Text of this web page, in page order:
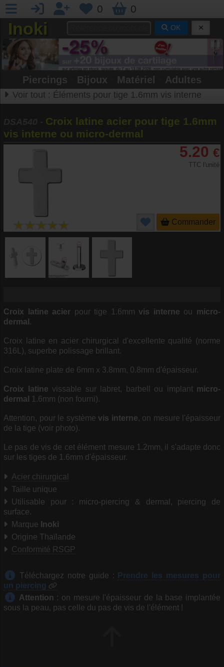
0 0
Inoki OK
Piercings Bijoux Matériel Adultes
Voir tout : Éléments pour tige 1.6mm vis interne
Croix latine acier pour tige 1.6mm
vis interne ou micro-dermal
5.20 €
TTC l'unité
Commander
Croix latine acier pour tige 1.6mmvis interne ou micro-
dermal .
Croix latine en acier chirurgical d'excellente qualité (norme
316L), superbe polissage brillant.
Croix latine plate de 6mm x 3.8mm, 0.8mm d'épaisseur.
Croix latine vissable sur labret, barbell ou implant micro-
dermal
1.6mm (non fourni).
Attention, pour le système vis interne, on mesure l'épaisseur
de la tige (voir photo).
Le pas de vis de cet élément mesure 1.2mm, il s'adapte donc
sur les tiges de 1.6mm d'épaisseur.
Acier chirurgical
Taille unique
Utilisable pour : micro-piercing & dermal, piercing de
surface.
Marque Inoki
Origine Thaïlande
Conformité RSGP
Téléchargez notre guide :
Prendre les mesures pour
un piercing
Attention : on mesure l'épaisseur de la base implantée
sous la peau, pas celle du pas de vis de l'élément !